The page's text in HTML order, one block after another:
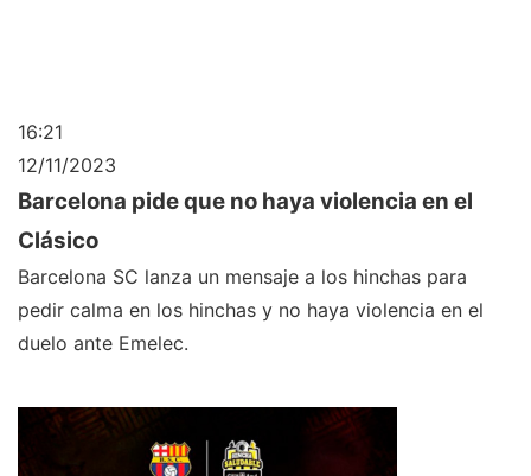
16:21
12/11/2023
Barcelona pide que no haya violencia en el
Clásico
Barcelona SC lanza un mensaje a los hinchas para
pedir calma en los hinchas y no haya violencia en el
duelo ante Emelec.